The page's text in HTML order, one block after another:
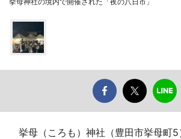
挙母（ころも）神社（豊田市挙母町5